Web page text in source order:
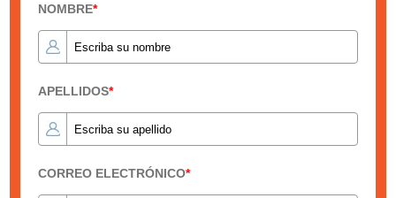
NOMBRE*
APELLIDOS*
CORREO ELECTRÓNICO*